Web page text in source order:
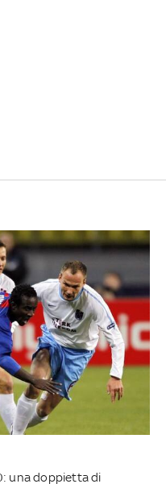
una doppietta di